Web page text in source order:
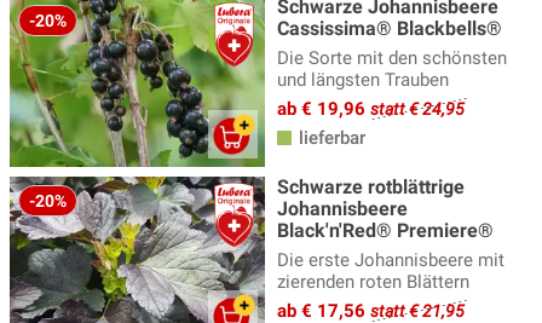
-20%
Schwarze Johannisbeere
Cassissima® Blackbells®
Die Sorte mit den schönsten
und längsten Trauben
ab € 19,96 statt € 24,95
lieferbar
-20%
Schwarze rotblättrige
Johannisbeere
Black'n'Red® Premiere®
Die erste Johannisbeere mit
zierenden roten Blättern
ab € 17,56 statt € 21,95